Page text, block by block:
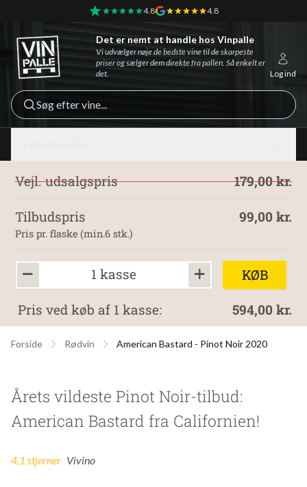
4.8 4.8
Vinpalle - Forside
Log ind
Det er nemt at handle hos Vinpalle
Vi udvælger nøje de bedste vine til de skarpeste
priser og sælger dem direkte fra pallen. Så enkelt er
det.
Søg efter vine...
179,00 kr.
Vejl. udsalgspris
99,00 kr.
Tilbudspris
Pris pr. flaske (min.6 stk.)
KØB
1 kasse
594,00 kr.
Pris ved køb af 1 kasse:
Forside Rødvin American Bastard - Pinot Noir 2020
Årets vildeste Pinot Noir-tilbud:
American Bastard fra Californien!
4,1 stjerner Vivino